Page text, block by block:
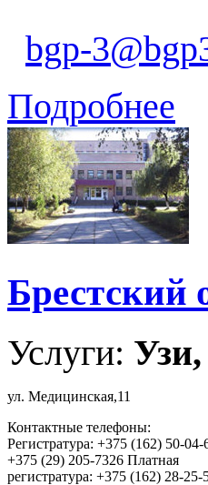
bgp-
Подробнее
Брестский
Услуги:
ул. Медицинская,11
Контактные телефоны:
Регистратура: +375 (162) 50-04-
+375 (29) 205-7326 Платная
регистратура: +375 (162) 28-25-